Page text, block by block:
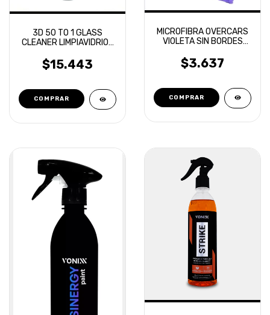
3D 50 TO 1 GLASS
CLEANER LIMPIAVIDRIOS
$15.443
MICROFIBRA OVERCARS
VIOLETA SIN BORDES
$3.637